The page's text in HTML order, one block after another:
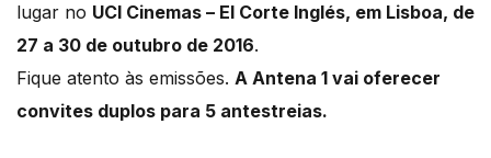
lugar no UCI Cinemas – El Corte Inglés, em Lisboa, de
27 a 30 de outubro de 2016.
Fique atento às emissões. A Antena 1 vai oferecer
convites duplos para 5 antestreias.